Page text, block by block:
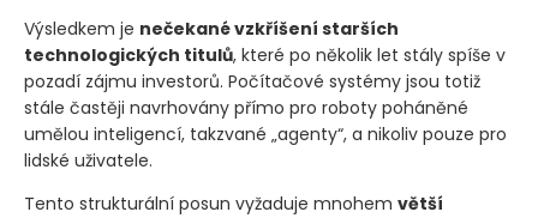
Výsledkem je nečekané vzkříšení starších
technologických titulů, které po několik let stály spíše v
pozadí zájmu investorů. Počítačové systémy jsou totiž
stále častěji navrhovány přímo pro roboty poháněné
umělou inteligencí, takzvané „agenty“, a nikoliv pouze pro
lidské uživatele.
Tento strukturální posun vyžaduje mnohem větší